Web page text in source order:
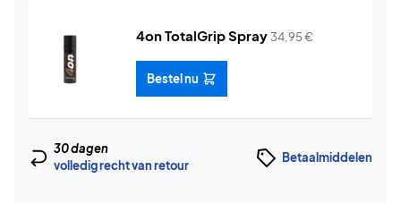
4on TotalGrip Spray 34,95€
Bestel nu
30 dagen
volledig recht van retour
Betaalmiddelen